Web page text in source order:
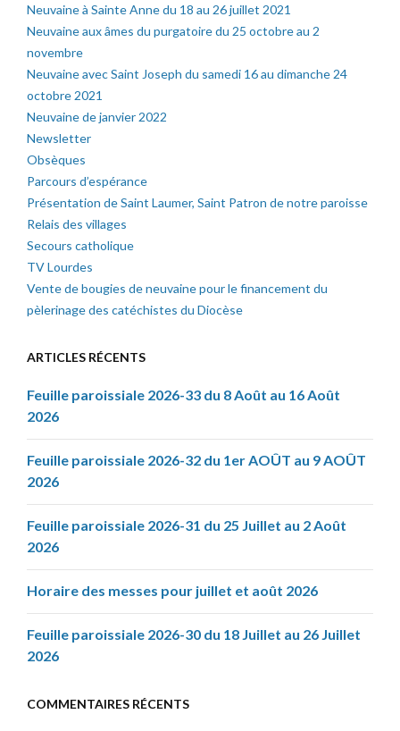
Neuvaine à Sainte Anne du 18 au 26 juillet 2021
Neuvaine aux âmes du purgatoire du 25 octobre au 2
novembre
Neuvaine avec Saint Joseph du samedi 16 au dimanche 24
octobre 2021
Neuvaine de janvier 2022
Newsletter
Obsèques
Parcours d’espérance
Présentation de Saint Laumer, Saint Patron de notre paroisse
Relais des villages
Secours catholique
TV Lourdes
Vente de bougies de neuvaine pour le financement du
pèlerinage des catéchistes du Diocèse
ARTICLES RÉCENTS
Feuille paroissiale 2026-33 du 8 Août au 16 Août
2026
Feuille paroissiale 2026-32 du 1er AOÛT au 9 AOÛT
2026
Feuille paroissiale 2026-31 du 25 Juillet au 2 Août
2026
Horaire des messes pour juillet et août 2026
Feuille paroissiale 2026-30 du 18 Juillet au 26 Juillet
2026
COMMENTAIRES RÉCENTS